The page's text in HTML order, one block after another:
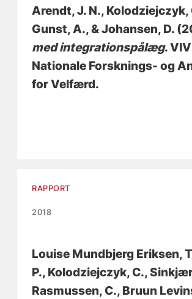
Arendt, J. N., Kolodziejczyk,
Gunst, A., & Johansen, D.
med integrationspålæg.
Nationale Forsknings- og
for Velfærd.
RAPPORT
2018
Louise Mundbjerg Eriksen,
P., Kolodziejczyk, C.,
Rasmussen, C., Bruun